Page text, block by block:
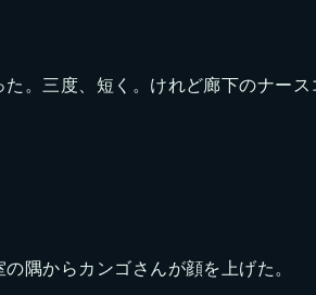
。三度、短く。けれど廊下のナース
隅からカンゴさんが顔を上げた。